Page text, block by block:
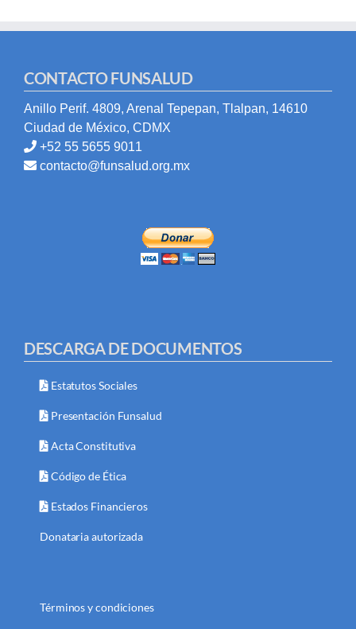
CONTACTO FUNSALUD
Anillo Perif. 4809, Arenal Tepepan, Tlalpan, 14610
Ciudad de México, CDMX
+52 55 5655 9011
contacto@funsalud.org.mx
DESCARGA DE DOCUMENTOS
Estatutos Sociales
Presentación Funsalud
Acta Constitutiva
Código de Ética
Estados Financieros
Donataria autorizada
Términos y condiciones